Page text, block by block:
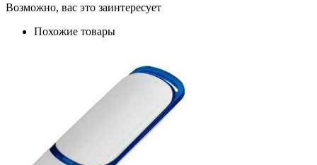
Возможно, вас это заинтересует
Похожие товары